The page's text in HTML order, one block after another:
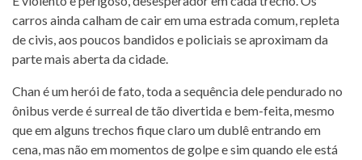
carros ainda calham de cair em uma estrada comum, repleta
de civis, aos poucos bandidos e policiais se aproximam da
parte mais aberta da cidade.
Chan é um herói de fato, toda a sequência dele pendurado no
ônibus verde é surreal de tão divertida e bem-feita, mesmo
que em alguns trechos fique claro um dublê entrando em
cena, mas não em momentos de golpe e sim quando ele está